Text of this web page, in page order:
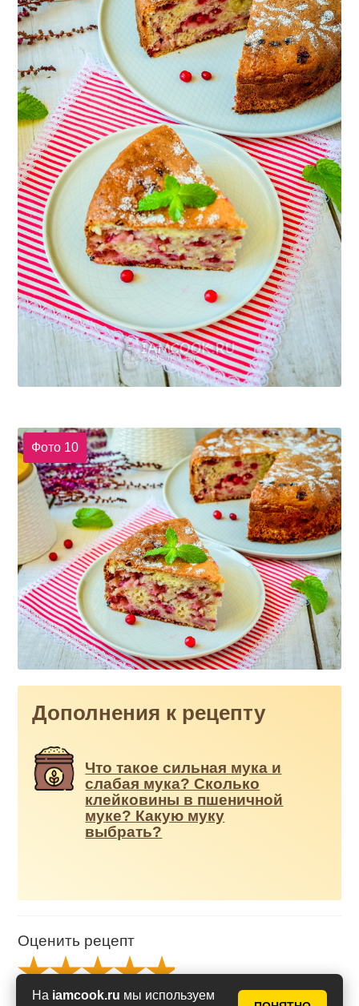
На iamcook.ru мы используем
Фото 10
Дополнения к рецепту
Что такое сильная мука и
слабая мука? Сколько
клейковины в пшеничной
муке? Какую муку
выбрать?
Оценить рецепт
Рейтинг4.91из5